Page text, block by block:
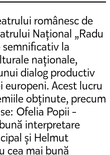
românesc de
Național „Radu
semnificativ la
naționale,
dialog productiv
Acest lucru
obținute, precum
Ofelia Popii -
interpretare
și Helmut
cea mai bună